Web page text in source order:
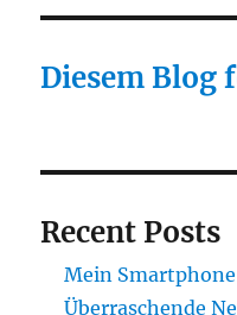
Diesem Blog
Recent Posts
Mein
Überraschende